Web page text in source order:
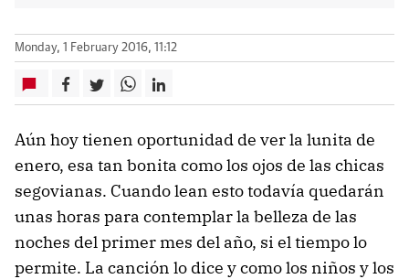
Monday, 1 February 2016, 11:12
Aún hoy tienen oportunidad de ver la lunita de
enero, esa tan bonita como los ojos de las chicas
segovianas. Cuando lean esto todavía quedarán
unas horas para contemplar la belleza de las
noches del primer mes del año, si el tiempo lo
permite. La canción lo dice y como los niños y los